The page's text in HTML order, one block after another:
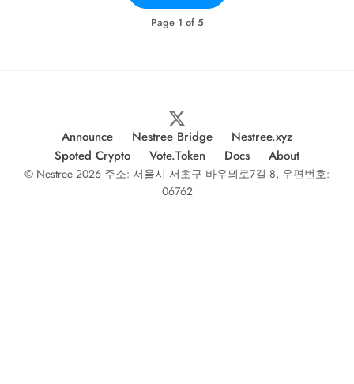
Page 1 of5
Announce Nestree Bridge
Nestree.xyz
Spoted Crypto
Vote.Token Docs About
© Nestree 2026 주소: 서울시 서초구 바우뫼로7길 8, 우편번호:
06762